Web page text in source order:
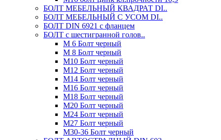
БОЛТ МЕБЕЛЬНЫЙ КВАДРАТ DI..
БОЛТ МЕБЕЛЬНЫЙ С УСОМ DI..
БОЛТ DIN 6921 c фланцем
БОЛТ с шестигранной голов..
М 6 Болт черный
М 8 Болт черный
М10 Болт черный
М12 Болт черный
М14 Болт черный
М16 Болт черный
М18 Болт черный
М20 Болт черный
М24 Болт черный
М27 Болт черный
М30-36 Болт черный